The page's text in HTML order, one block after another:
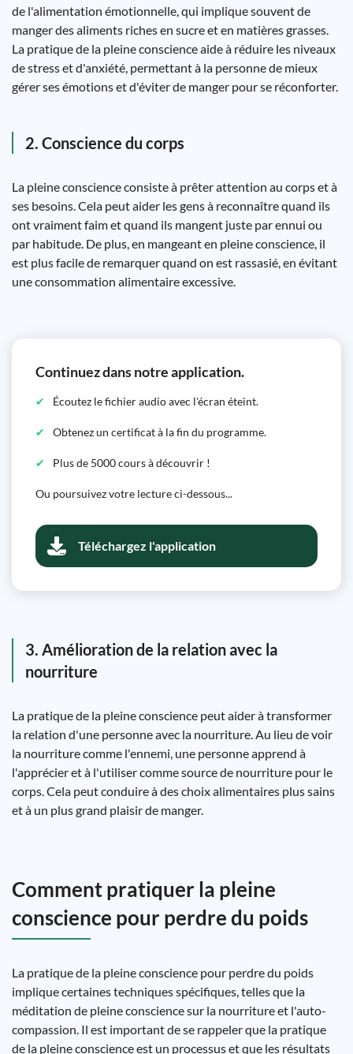
de l'alimentation émotionnelle, qui implique souvent de
manger des aliments riches en sucre et en matières grasses.
La pratique de la pleine conscience aide à réduire les niveaux
de stress et d'anxiété, permettant à la personne de mieux
gérer ses émotions et d'éviter de manger pour se réconforter.
2. Conscience du corps
La pleine conscience consiste à prêter attention au corps et à
ses besoins. Cela peut aider les gens à reconnaître quand ils
ont vraiment faim et quand ils mangent juste par ennui ou
par habitude. De plus, en mangeant en pleine conscience, il
est plus facile de remarquer quand on est rassasié, en évitant
une consommation alimentaire excessive.
Continuez dans notre application.
Écoutez le fichier audio avec l'écran éteint.
Obtenez un certificat à la fin du programme.
Plus de 5000 cours à découvrir !
Ou poursuivez votre lecture ci-dessous...
Téléchargez l'application
3. Amélioration de la relation avec la
nourriture
La pratique de la pleine conscience peut aider à transformer
la relation d'une personne avec la nourriture. Au lieu de voir
la nourriture comme l'ennemi, une personne apprend à
l'apprécier et à l'utiliser comme source de nourriture pour le
corps. Cela peut conduire à des choix alimentaires plus sains
et à un plus grand plaisir de manger.
Comment pratiquer la pleine
conscience pour perdre du poids
La pratique de la pleine conscience pour perdre du poids
implique certaines techniques spécifiques, telles que la
méditation de pleine conscience sur la nourriture et l'auto-
compassion. Il est important de se rappeler que la pratique
de la pleine conscience est un processus et que les résultats